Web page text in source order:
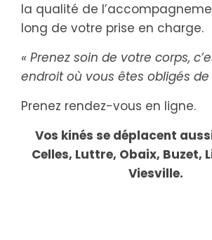
la qualité de
long de votre prise en charge.
« Prenez soin de votre corps,
endroit où vous êtes obligés de
Prenez rendez-vous en ligne.
Vos kinés se déplacent
Celles, Luttre, Obaix, Buzet,
Viesville.